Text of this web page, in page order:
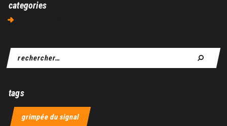
categories
tags
grimpée du signal